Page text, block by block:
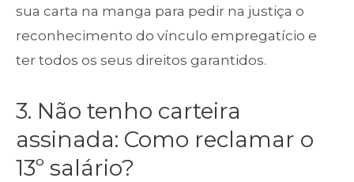
sua carta na manga para pedir na justiça o
reconhecimento do vínculo empregatício e
ter todos os seus direitos garantidos.
3. Não tenho carteira
assinada: Como reclamar o
13º salário?